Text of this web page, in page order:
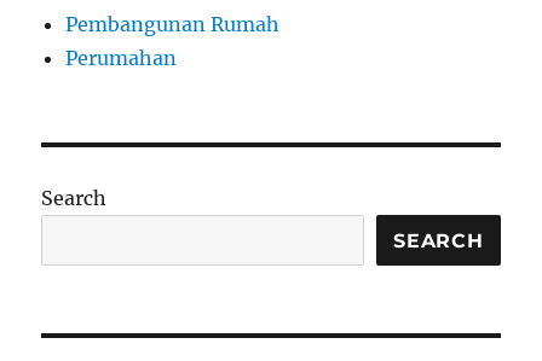
Pembangunan Rumah
Perumahan
Search
SEARCH